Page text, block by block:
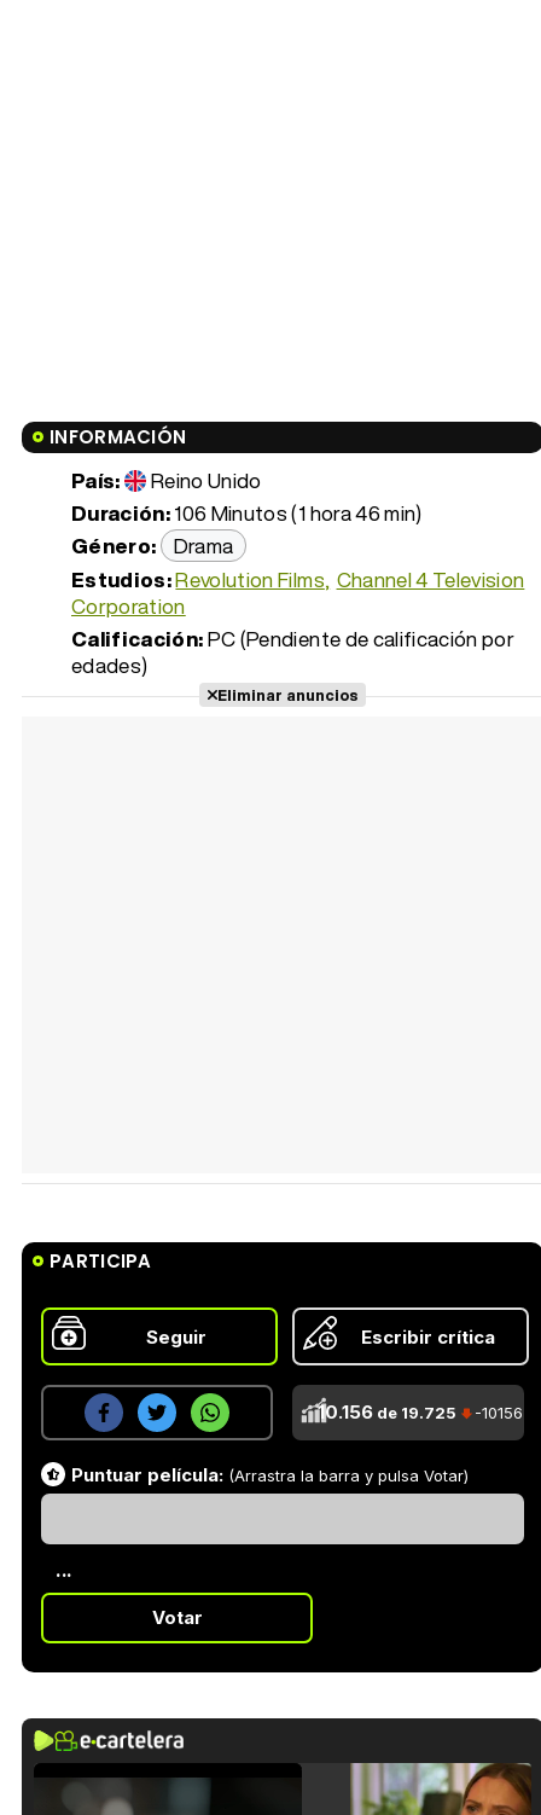
INFORMACIÓN
País:
Reino Unido
Duración:106 Minutos (1 hora 46 min)
Género: Drama
Estudios:Revolution Films Channel 4 Television
Corporation
Calificación:PC (Pendiente de calificación por
edades)
Eliminar anuncios
PARTICIPA
Seguir Escribir crítica
10.156 de 19.725 -10156
Puntuar película: (Arrastra la barra y pulsa Votar)
...
Votar